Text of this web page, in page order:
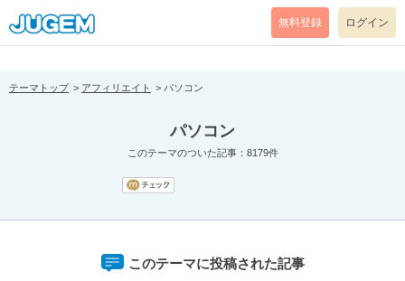
[pear_error: message="Success" code=0 mode=return level=notice
prefix="" info=""]
無料登録 ログイン
テーマトップ アフィリエイト パソコン
パソコン
このテーマのついた記事：8179件
このテーマに投稿された記事